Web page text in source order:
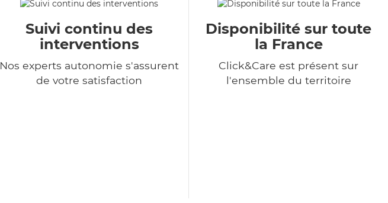
Suivi continu des
interventions
Nos experts autonomie s'assurent
de votre satisfaction
Disponibilité sur toute
la France
Click&Care est présent sur
l'ensemble du territoire